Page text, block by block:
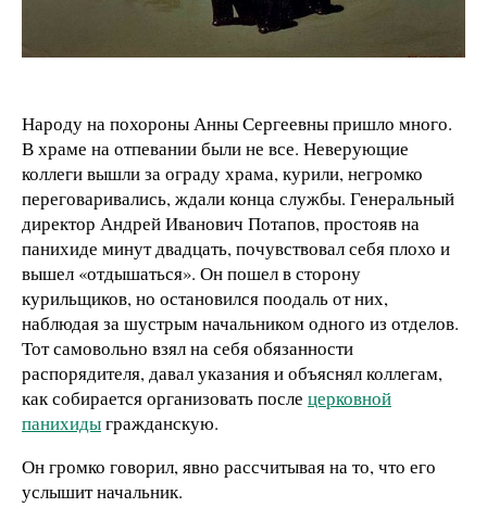
Народу на похороны Анны Сергеевны пришло много.
В храме на отпевании были не все. Неверующие
коллеги вышли за ограду храма, курили, негромко
переговаривались, ждали конца службы. Генеральный
директор Андрей Иванович Потапов, простояв на
панихиде минут двадцать, почувствовал себя плохо и
вышел «отдышаться». Он пошел в сторону
курильщиков, но остановился поодаль от них,
наблюдая за шустрым начальником одного из отделов.
Тот самовольно взял на себя обязанности
распорядителя, давал указания и объяснял коллегам,
как собирается организовать после церковной
панихидыгражданскую.
Он громко говорил, явно рассчитывая на то, что его
услышит начальник.